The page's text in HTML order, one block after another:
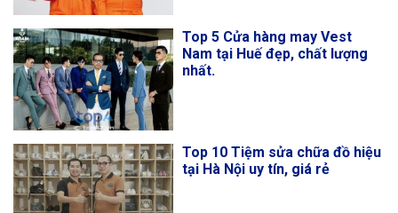
Top 5 Cửa hàng may Vest
Nam tại Huế đẹp, chất lượng
nhất.
Top 10 Tiệm sửa chữa đồ hiệu
tại Hà Nội uy tín, giá rẻ